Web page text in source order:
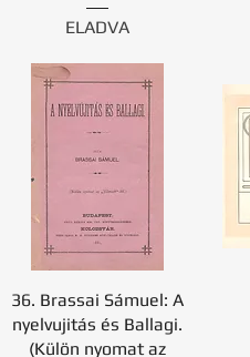
ELADVA
36. Brassai Sámuel: A
nyelvujitás és Ballagi.
(Külön nyomat az